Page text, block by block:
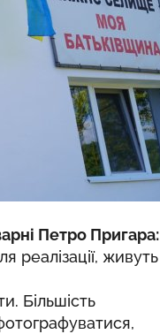
Петро Пригара:
реалізації, живуть
Більшість